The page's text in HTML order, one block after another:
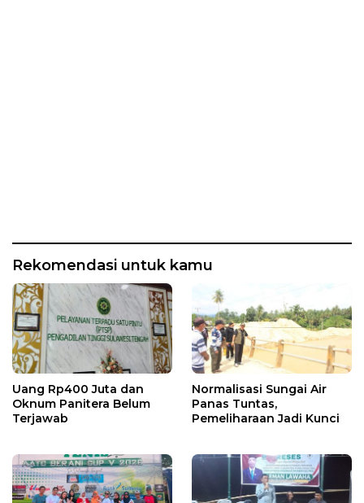
Rekomendasi untuk kamu
Uang Rp400 Juta dan
Oknum Panitera Belum
Terjawab
Normalisasi Sungai Air
Panas Tuntas,
Pemeliharaan Jadi Kunci